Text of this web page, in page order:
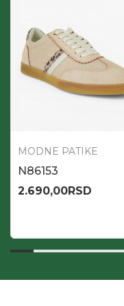
MODNE PATIKE
N86153
2.690,00RSD